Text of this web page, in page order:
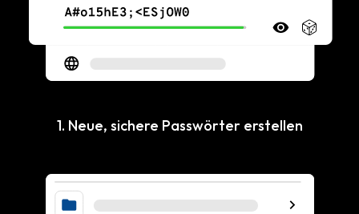
1. Neue, sichere Passwörter erstellen